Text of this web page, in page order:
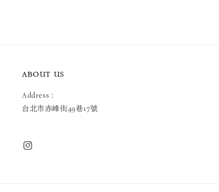
ABOUT US
Address：
台北市赤峰街49巷17號